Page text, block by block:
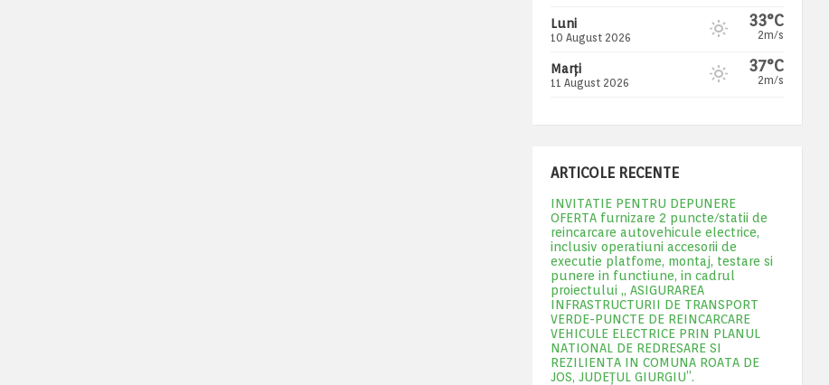
Luni
10 August 2026
33°C
2m/s
Marți
11 August 2026
37°C
2m/s
ARTICOLE RECENTE
INVITATIE PENTRU DEPUNERE
OFERTA furnizare 2 puncte/statii de
reincarcare autovehicule electrice,
inclusiv operatiuni accesorii de
executie platfome, montaj, testare si
punere in functiune, in cadrul
proiectului „ ASIGURAREA
INFRASTRUCTURII DE TRANSPORT
VERDE-PUNCTE DE REINCARCARE
VEHICULE ELECTRICE PRIN PLANUL
NATIONAL DE REDRESARE SI
REZILIENTA IN COMUNA ROATA DE
JOS, JUDEŢUL GIURGIU”.